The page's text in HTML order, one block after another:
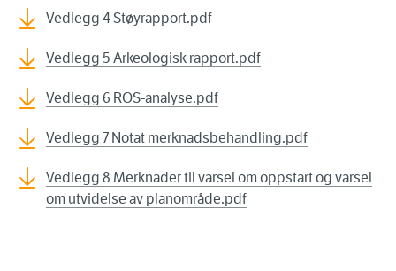
Vedlegg 4 Støyrapport.pdf
Vedlegg 5 Arkeologisk rapport.pdf
Vedlegg 6 ROS-analyse.pdf
Vedlegg 7 Notat merknadsbehandling.pdf
Vedlegg 8 Merknader til varsel om oppstart og varsel
om utvidelse av planområde.pdf